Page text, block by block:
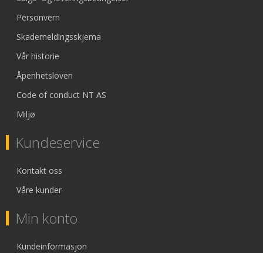
Personvern
Skademeldingsskjema
Vår historie
Åpenhetsloven
Code of conduct NT AS
Miljø
Kundeservice
Kontakt oss
Våre kunder
Min konto
Kundeinformasjon